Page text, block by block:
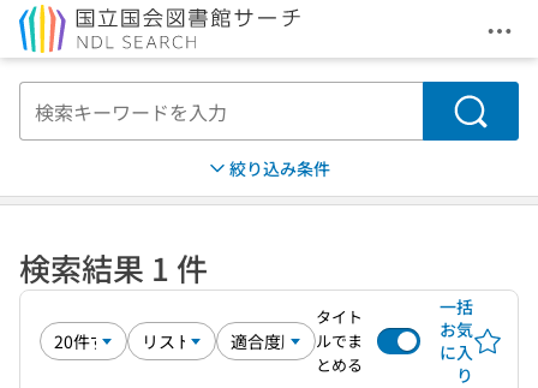
メ
検索
絞り込み条件
検索結果 1 件
タイト
ルでま
とめる
一括
お気
に入
り